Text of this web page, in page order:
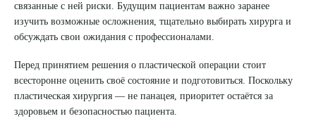
связанные с ней риски. Будущим пациентам важно заранее
изучить возможные осложнения, тщательно выбирать хирурга и
обсуждать свои ожидания с профессионалами.
Перед принятием решения о пластической операции стоит
всесторонне оценить своё состояние и подготовиться. Поскольку
пластическая хирургия — не панацея, приоритет остаётся за
здоровьем и безопасностью пациента.